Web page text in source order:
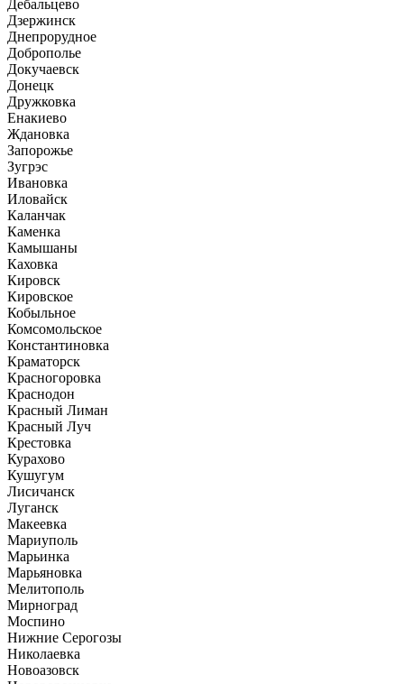
Дебальцево
Дзержинск
Днепрорудное
Доброполье
Докучаевск
Донецк
Дружковка
Енакиево
Ждановка
Запорожье
Зугрэс
Ивановка
Иловайск
Каланчак
Каменка
Камышаны
Каховка
Кировск
Кировское
Кобыльное
Комсомольское
Константиновка
Краматорск
Красногоровка
Краснодон
Красный Лиман
Красный Луч
Крестовка
Курахово
Кушугум
Лисичанск
Луганск
Макеевка
Мариуполь
Марьинка
Марьяновка
Мелитополь
Мирноград
Моспино
Нижние Серогозы
Николаевка
Новоазовск